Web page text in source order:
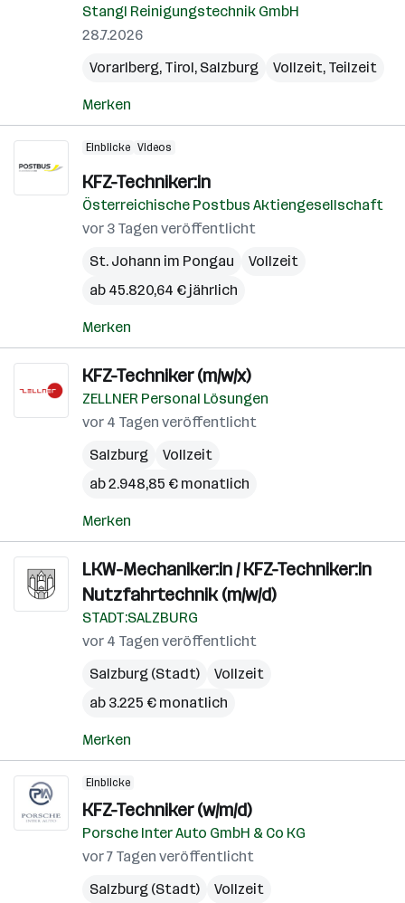
Stangl Reinigungstechnik GmbH
28.7.2026
Vorarlberg, Tirol, Salzburg Vollzeit, Teilzeit
Merken
Einblicke Videos
KFZ-Techniker:in
Österreichische Postbus Aktiengesellschaft
vor 3 Tagen veröffentlicht
St. Johann im Pongau
Vollzeit
ab 45.820,64 € jährlich
Merken
KFZ-Techniker (m/w/x)
ZELLNER Personal Lösungen
vor 4 Tagen veröffentlicht
Salzburg
Vollzeit
ab 2.948,85 € monatlich
Merken
LKW-Mechaniker:in / KFZ-Techniker:in
Nutzfahrtechnik (m/w/d)
STADT:SALZBURG
vor 4 Tagen veröffentlicht
Salzburg (Stadt)
Vollzeit
ab 3.225 € monatlich
Merken
Einblicke
KFZ-Techniker (w/m/d)
Porsche Inter Auto GmbH & Co KG
vor 7 Tagen veröffentlicht
Salzburg (Stadt)
Vollzeit